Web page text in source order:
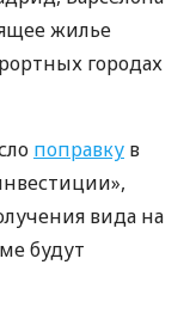
жилье
городах
поправку в
вида на
будут